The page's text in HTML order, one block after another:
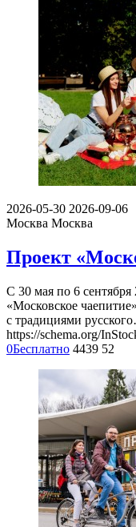
2026-05-30 2026-09-06
Москва Москва
Проект
С 30 мая по 6
«Московское
с традициями
https://schema.org/
0Бесплатно 4439 52